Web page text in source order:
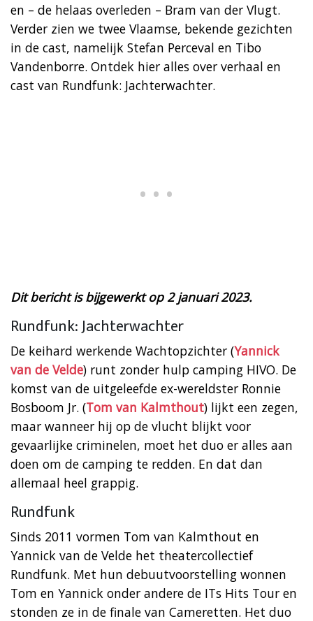
en – de helaas overleden – Bram van der Vlugt.
Verder zien we twee Vlaamse, bekende gezichten
in de cast, namelijk Stefan Perceval en Tibo
Vandenborre. Ontdek hier alles over verhaal en
cast van Rundfunk: Jachterwachter.
Dit bericht is bijgewerkt op 2 januari 2023.
Rundfunk: Jachterwachter
De keihard werkende Wachtopzichter (Yannick
van de Velde) runt zonder hulp camping HIVO. De
komst van de uitgeleefde ex-wereldster Ronnie
Bosboom Jr. (Tom van Kalmthout) lijkt een zegen,
maar wanneer hij op de vlucht blijkt voor
gevaarlijke criminelen, moet het duo er alles aan
doen om de camping te redden. En dat dan
allemaal heel grappig.
Rundfunk
Sinds 2011 vormen Tom van Kalmthout en
Yannick van de Velde het theatercollectief
Rundfunk. Met hun debuutvoorstelling wonnen
Tom en Yannick onder andere de ITs Hits Tour en
stonden ze in de finale van Cameretten. Het duo